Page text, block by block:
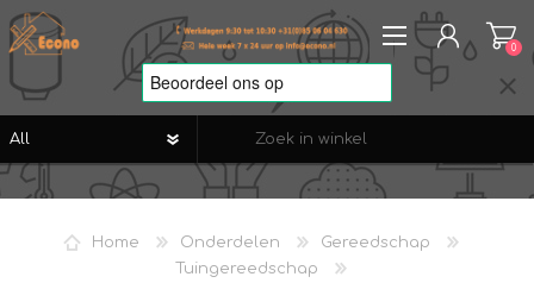
REGISTREREN
VERLANGLIJST
0
Home Onderdelen
Gereedschap
Tuingereedschap